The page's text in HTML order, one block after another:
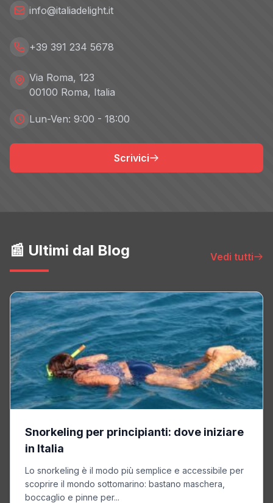
info@italiadelight.it
+39 391 234 5678
Via Roma, 123
00100 Roma, Italia
Lun-Ven: 9:00 - 18:00
Scrivici
📰 Ultimi dal Blog Vedi tutti
Snorkeling per principianti: dove iniziare
in Italia
Lo snorkeling è il modo più semplice e accessibile per
scoprire il mondo sottomarino: bastano maschera,
boccaglio e pinne per...